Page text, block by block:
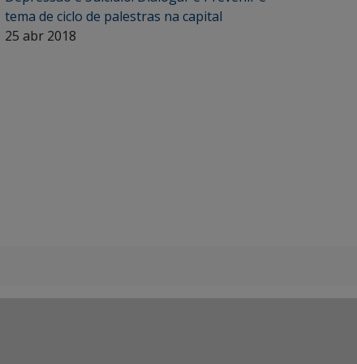
tema de ciclo de palestras na capital
25 abr 2018